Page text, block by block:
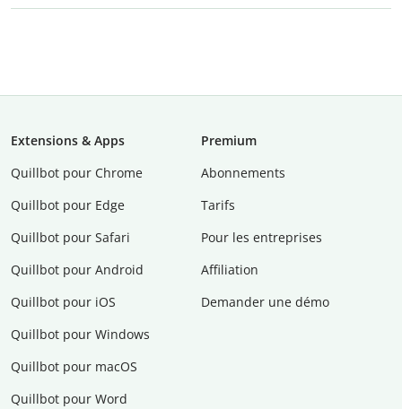
Extensions & Apps
Quillbot pour Chrome
Quillbot pour Edge
Quillbot pour Safari
Quillbot pour Android
Quillbot pour iOS
Quillbot pour Windows
Quillbot pour macOS
Quillbot pour Word
Premium
Abonnements
Tarifs
Pour les entreprises
Affiliation
Demander une démo